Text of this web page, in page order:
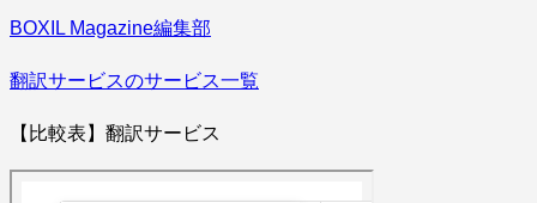
BOXIL Magazine編集部
翻訳サービスのサービス一覧
【比較表】翻訳サービス